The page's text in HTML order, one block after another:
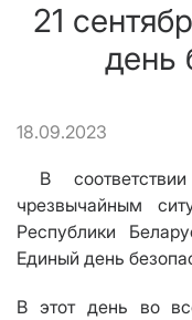
21
день
18.09.2023
В
чрезвычайным
Республики
Единый день
В этот день
во